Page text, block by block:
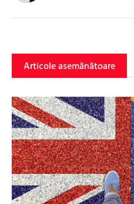
Articole asemănătoare